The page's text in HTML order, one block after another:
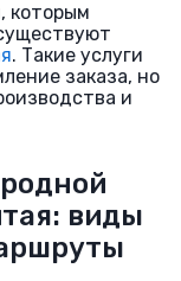
которым
. Такие услуги
заказа, но
и
виды